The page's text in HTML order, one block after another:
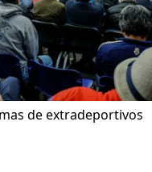
de extradeportivos